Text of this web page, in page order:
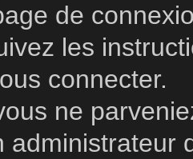
de
les
connecter.
ne
administrateur